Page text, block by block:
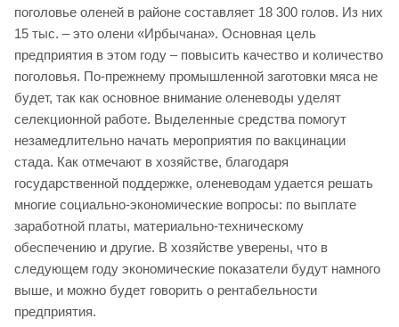
поголовье оленей в районе составляет 18 300 голов. Из них
15 тыс. – это олени «Ирбычана». Основная цель
предприятия в этом году – повысить качество и количество
поголовья. По-прежнему промышленной заготовки мяса не
будет, так как основное внимание оленеводы уделят
селекционной работе. Выделенные средства помогут
незамедлительно начать мероприятия по вакцинации
стада. Как отмечают в хозяйстве, благодаря
государственной поддержке, оленеводам удается решать
многие социально-экономические вопросы: по выплате
заработной платы, материально-техническому
обеспечению и другие. В хозяйстве уверены, что в
следующем году экономические показатели будут намного
выше, и можно будет говорить о рентабельности
предприятия.